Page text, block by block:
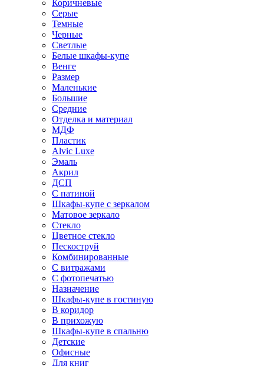
Коричневые
Серые
Темные
Черные
Светлые
Белые шкафы-купе
Венге
Размер
Маленькие
Большие
Средние
Отделка и материал
МДФ
Пластик
Alvic Luxe
Эмаль
Акрил
ДСП
С патиной
Шкафы-купе с зеркалом
Матовое зеркало
Стекло
Цветное стекло
Пескоструй
Комбинированные
С витражами
С фотопечатью
Назначение
Шкафы-купе в гостиную
В коридор
В прихожую
Шкафы-купе в спальню
Детские
Офисные
Для книг